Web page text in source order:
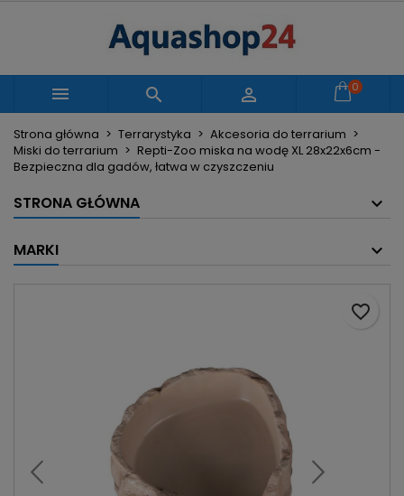
   0
Strona główna Terrarystyka
Akcesoria do terrarium
Miski do terrarium
Repti-Zoo miska na wodę XL 28x22x6cm -
Bezpieczna dla gadów, łatwa w czyszczeniu
STRONA GŁÓWNA
MARKI
favorite_border
Moje listy życzeń
add_circle_outline Utwórz nową listę
Utwórz listę życzeń
Nazwa listy życzeń
Zaloguj się
Musisz być zalogowany by zapisać produkty na
swojej liście życzeń.
Anuluj Zaloguj się